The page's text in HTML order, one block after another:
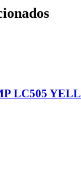
LC505 YELL